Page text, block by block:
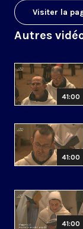
Visiter la
Autres
41:00
41:00
41:00